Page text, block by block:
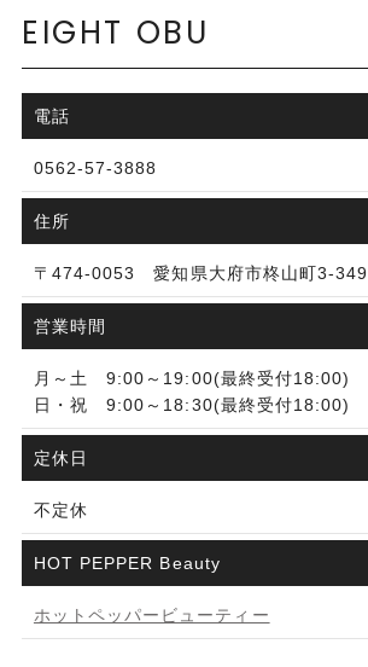
EIGHT OBU
電話
0562-57-3888
住所
〒474-0053 愛知県大府市柊山町3-349
営業時間
月～土 9:00～19:00(最終受付18:00)
日・祝 9:00～18:30(最終受付18:00)
定休日
不定休
HOT PEPPER Beauty
ホットペッパービューティー